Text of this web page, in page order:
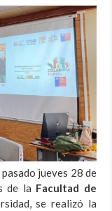
jueves 28 de
de la Facultad de
se realizó la